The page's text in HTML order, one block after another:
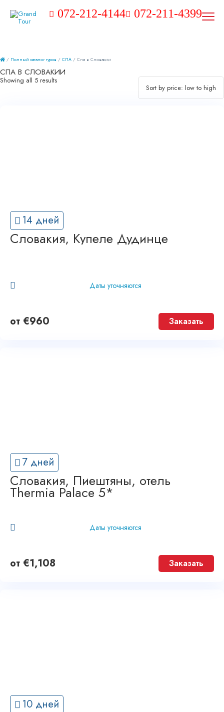
072-212-4144 072-211-4399
/ Полный каталог туров / СПА / Спа в Словакии
СПА В СЛОВАКИИ
Showing all 5 results
14 дней
Словакия, Купеле Дудинце
Даты уточняются
от €960 Заказать
7 дней
Словакия, Пиештяны, отель
Thermia Palace 5*
Даты уточняются
от €1,108 Заказать
10 дней